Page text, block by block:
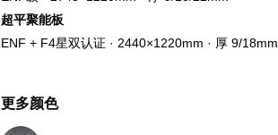
超平聚能板
ENF + F4星双认证 · 2440×1220mm · 厚 9/18mm
更多颜色